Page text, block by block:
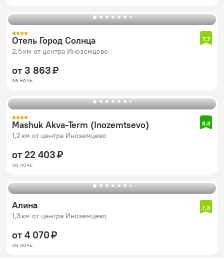
Отель Город Солнца
2,5 км от центра Иноземцево
7,7
от 3 863 ₽
за ночь
Mashuk Akva-Term (Inozemtsevo)
1,2 км от центра Иноземцево
8,8
от 22 403 ₽
за ночь
Алина
1,3 км от центра Иноземцево
7,3
от 4 070 ₽
за ночь